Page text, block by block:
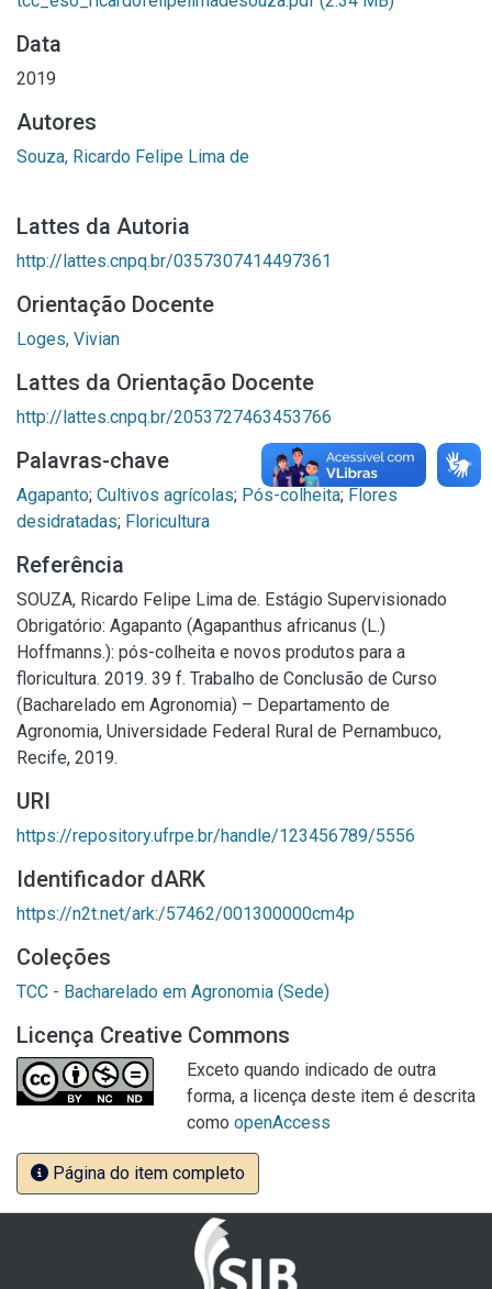
Data
2019
Autores
Souza, Ricardo Felipe Lima de
Lattes da Autoria
http://lattes.cnpq.br/0357307414497361
Orientação Docente
Loges, Vivian
Lattes da Orientação Docente
http://lattes.cnpq.br/2053727463453766
Palavras-chave
Agapanto; Cultivos agrícolas; Pós-colheita; Flores
desidratadas; Floricultura
Referência
SOUZA, Ricardo Felipe Lima de. Estágio Supervisionado
Obrigatório: Agapanto (Agapanthus africanus (L.)
Hoffmanns.): pós-colheita e novos produtos para a
floricultura. 2019. 39 f. Trabalho de Conclusão de Curso
(Bacharelado em Agronomia) – Departamento de
Agronomia, Universidade Federal Rural de Pernambuco,
Recife, 2019.
URI
https://repository.ufrpe.br/handle/123456789/5556
Identificador dARK
https://n2t.net/ark:/57462/001300000cm4p
Coleções
TCC - Bacharelado em Agronomia (Sede)
Licença Creative Commons
Exceto quando indicado de outra
forma, a licença deste item é descrita
como openAccess
Página do item completo